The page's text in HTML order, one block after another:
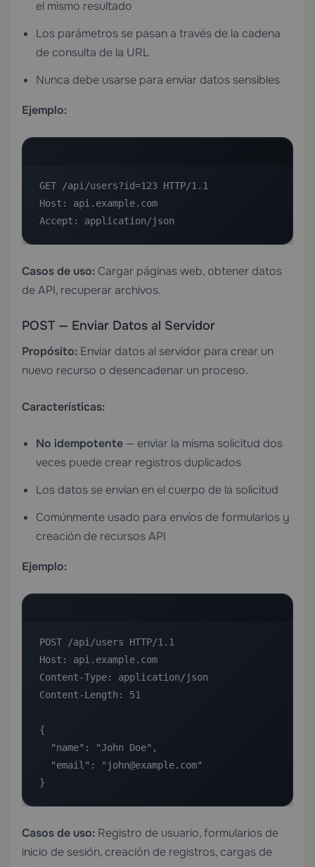
el mismo resultado
Los parámetros se pasan a través de la cadena
de consulta de la URL
Nunca debe usarse para enviar datos sensibles
Ejemplo:
GET /api/users?id=123 HTTP/1.1
Host: api.example.com
Accept: application/json
Casos de uso: Cargar páginas web, obtener datos
de API, recuperar archivos.
POST — Enviar Datos al Servidor
Propósito: Enviar datos al servidor para crear un
nuevo recurso o desencadenar un proceso.
Características:
No idempotente — enviar la misma solicitud dos
veces puede crear registros duplicados
Los datos se envían en el cuerpo de la solicitud
Comúnmente usado para envíos de formularios y
creación de recursos API
Ejemplo:
POST /api/users HTTP/1.1
Host: api.example.com
Content-Type: application/json
Content-Length: 51
{
}
Casos de uso: Registro de usuario, formularios de
inicio de sesión, creación de registros, cargas de